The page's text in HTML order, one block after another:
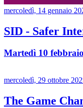
mercoledì, 14 gennaio
SID - Safer
Martedì 10
mercoledì, 29 ottobre
The Game